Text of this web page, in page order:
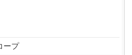
ープ